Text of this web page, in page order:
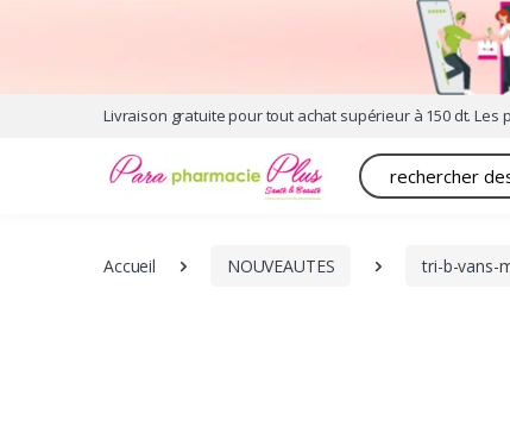
Livraison gratuite pour tout achat supérieur à 150 dt.
Recherche
Accueil NOUVEAUTES tri-b-vans-